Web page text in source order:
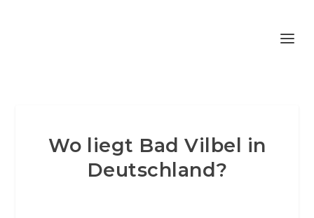
Wo liegt Bad Vilbel in
Deutschland?